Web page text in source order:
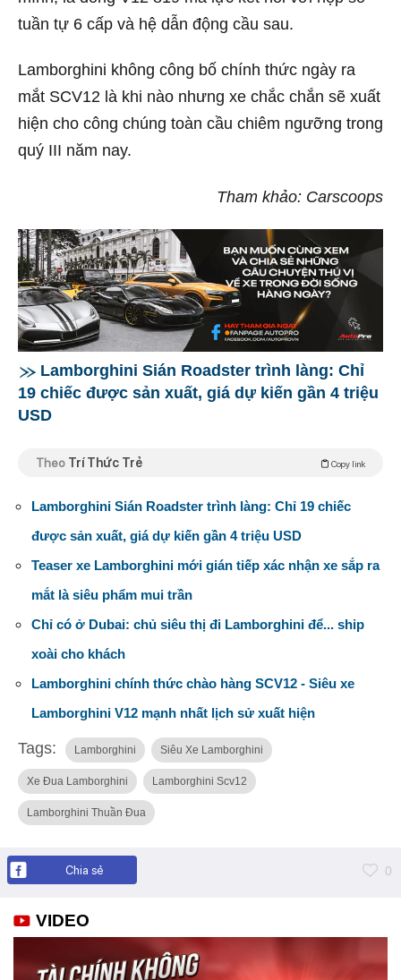
tuần tự 6 cấp và hệ dẫn động cầu sau.
Lamborghini không công bố chính thức ngày ra
mắt SCV12 là khi nào nhưng xe chắc chắn sẽ xuất
hiện cho công chúng toàn cầu chiêm ngưỡng trong
quý III năm nay.
Tham khảo: Carscoops
Lamborghini Sián Roadster trình làng: Chỉ
19 chiếc được sản xuất, giá dự kiến gần 4 triệu
USD
Theo Trí Thức Trẻ Copy link
Lamborghini Sián Roadster trình làng: Chỉ 19 chiếc
được sản xuất, giá dự kiến gần 4 triệu USD
Teaser xe Lamborghini mới gián tiếp xác nhận xe sắp ra
mắt là siêu phẩm mui trần
Chỉ có ở Dubai: chủ siêu thị đi Lamborghini để... ship
xoài cho khách
Lamborghini chính thức chào hàng SCV12 - Siêu xe
Lamborghini V12 mạnh nhất lịch sử xuất hiện
Tags: Lamborghini Siêu Xe Lamborghini
Xe Đua Lamborghini Lamborghini Scv12
Lamborghini Thuần Đua
Chia sẻ 0
VIDEO